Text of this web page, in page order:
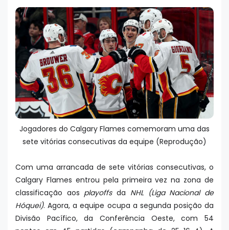
Jogadores do Calgary Flames comemoram uma das
sete vitórias consecutivas da equipe (Reprodução)
Com uma arrancada de sete vitórias consecutivas, o
Calgary Flames entrou pela primeira vez na zona de
classificação aos playoffsda NHL (Liga Nacional de
Hóquei). Agora, a equipe ocupa a segunda posição da
Divisão Pacífico, da Conferência Oeste, com 54